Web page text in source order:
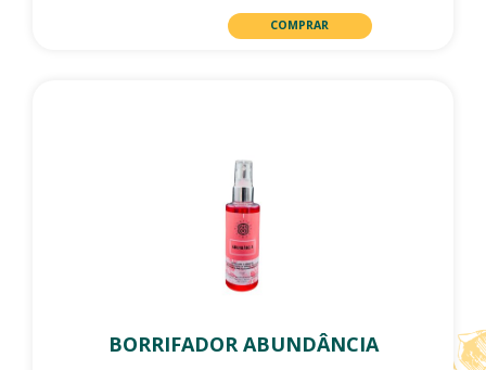
COMPRAR
BORRIFADOR ABUNDÂNCIA